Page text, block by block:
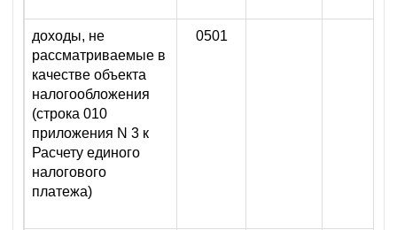
доходы, не
рассматриваемые в
качестве объекта
налогообложения
(строка 010
приложения N 3 к
Расчету единого
налогового
платежа)
0501